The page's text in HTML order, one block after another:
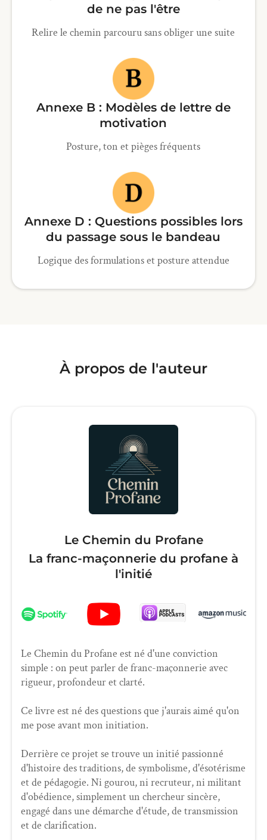
de ne pas l'être
Relire le chemin parcouru sans obliger une suite
Annexe B : Modèles de lettre de
motivation
Posture, ton et pièges fréquents
Annexe D : Questions possibles lors
du passage sous le bandeau
Logique des formulations et posture attendue
À propos de l'auteur
Le Chemin du Profane
La franc-maçonnerie du profane à
l'initié
Le Chemin du Profane est né d'une conviction
simple : on peut parler de franc-maçonnerie avec
rigueur, profondeur et clarté.
Ce livre est né des questions que j'aurais aimé qu'on
me pose avant mon initiation.
Derrière ce projet se trouve un initié passionné
d'histoire des traditions, de symbolisme, d'ésotérisme
et de pédagogie. Ni gourou, ni recruteur, ni militant
d'obédience, simplement un chercheur sincère,
engagé dans une démarche d'étude, de transmission
et de clarification.